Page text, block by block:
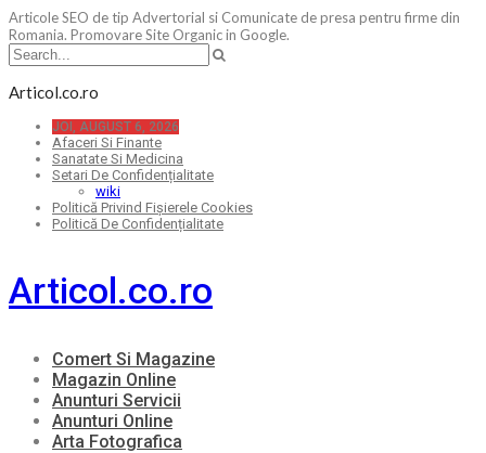
Articole SEO de tip Advertorial si Comunicate de presa pentru firme din
Romania. Promovare Site Organic in Google.
Articol.co.ro
JOI, AUGUST 6, 2026
Afaceri Si Finante
Sanatate Si Medicina
Setari De Confidențialitate
wiki
Politică Privind Fișierele Cookies
Politică De Confidențialitate
Articol.co.ro
Comert Si Magazine
Magazin Online
Anunturi Servicii
Anunturi Online
Arta Fotografica